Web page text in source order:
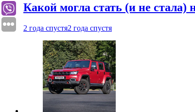
Какой могла стать (и не
2 года спустя2 года спустя